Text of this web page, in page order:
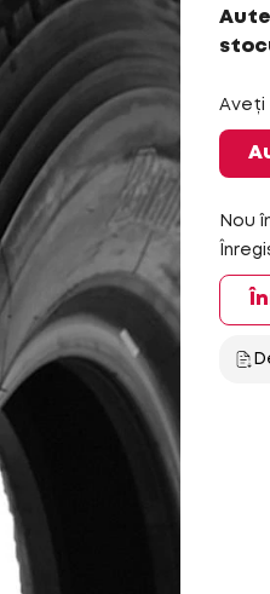
Aveți
Nou